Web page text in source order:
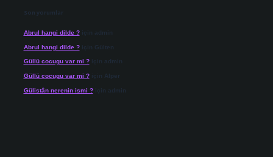
Son yorumlar
Abrul hangi dilde ?için admin
Abrul hangi dilde ?için Gülten
Güllü cocugu var mi ?için admin
Güllü cocugu var mi ?için Alper
Gülistân nerenin ismi ?için admin